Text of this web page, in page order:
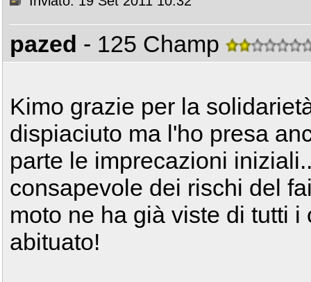
pazed - 125 Champ
Kimo grazie per la
dispiaciuto ma l'ho presa
parte le imprecazioni
consapevole dei rischi del
moto ne ha già viste di tutti
abituato!